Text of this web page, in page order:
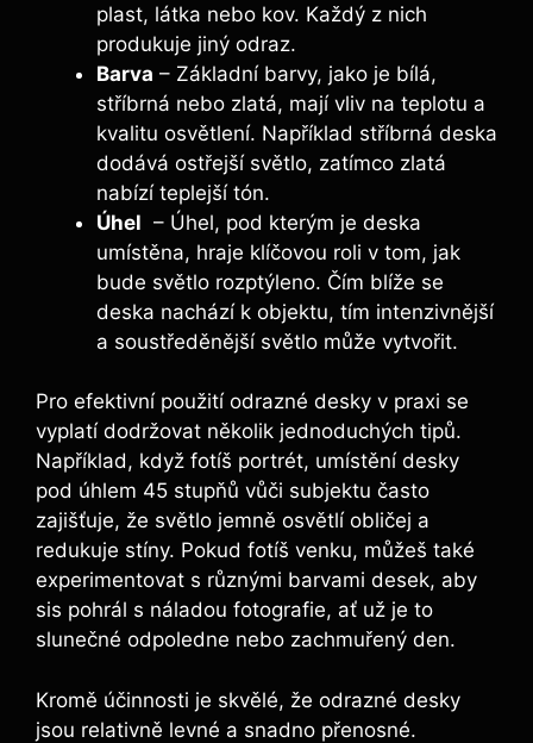
plast, látka nebo kov. Každý⁤ z nich
produkuje jiný odraz.
Barva – Základní⁢ barvy,⁢ jako je⁤ bílá,
⁤stříbrná nebo zlatá, mají vliv⁢ na teplotu a
kvalitu osvětlení. ⁣Například stříbrná ⁣deska
dodává ostřejší světlo, zatímco zlatá
nabízí teplejší tón.
Úhel ⁣ – Úhel, pod kterým je deska
umístěna, hraje klíčovou roli ‌v tom, jak
bude světlo rozptýleno. Čím ‌blíže se
deska ⁤nachází‌ k objektu, tím intenzivnější
a soustředěnější⁢ světlo může vytvořit.
Pro efektivní ​použití odrazné desky v praxi se
vyplatí dodržovat několik jednoduchých tipů.⁣
Například,⁣ když fotíš portrét, umístění desky
pod úhlem 45 stupňů vůči subjektu ⁣často
zajišťuje, že světlo jemně osvětlí obličej a
redukuje stíny. ‌Pokud fotíš venku, můžeš také
experimentovat⁤ s různými barvami desek, aby
sis pohrál s náladou fotografie, ⁣ať už⁤ je to
slunečné odpoledne ⁢nebo zachmuřený den.
Kromě účinnosti ‍je skvělé, že odrazné desky⁢
jsou ‍relativně levné a snadno přenosné.